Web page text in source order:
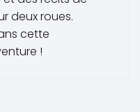
deux roues.
cette
!